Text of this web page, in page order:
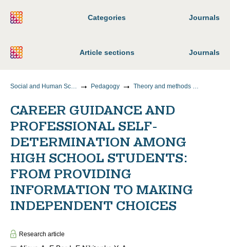
Categories Journals
Article sections Journals
Social and Human Sciences Pedagogy Theory and methods of teaching and upbringing (by areas and levels of education)
CAREER GUIDANCE AND
PROFESSIONAL SELF-
DETERMINATION AMONG
HIGH SCHOOL STUDENTS:
FROM PROVIDING
INFORMATION TO MAKING
INDEPENDENT CHOICES
Research article